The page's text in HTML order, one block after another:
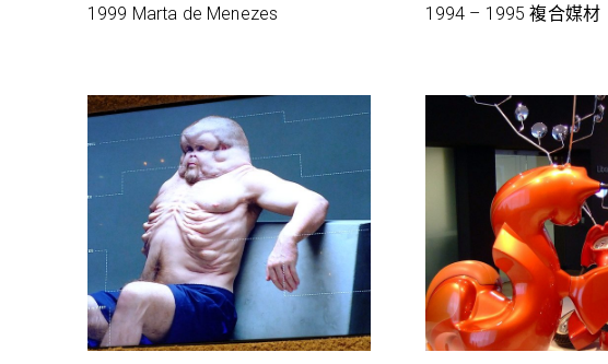
1999 Marta de Menezes 1994 – 1995 複合媒材